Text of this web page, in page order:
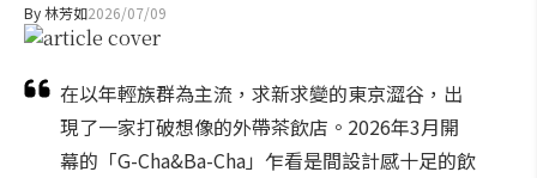
By林芳如2026/07/09
在以年輕族群為主流，求新求變的東京澀谷，出
現了一家打破想像的外帶茶飲店。2026年3月開
幕的「G-Cha&Ba-Cha」乍看是間設計感十足的飲